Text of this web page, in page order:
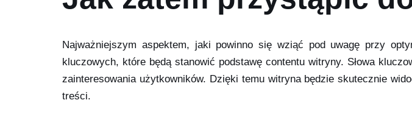
Najważniejszym aspektem, jaki powinno się wziąć pod uwagę przy
kluczowych, które będą stanowić podstawę contentu witryny. Słowa
zainteresowania użytkowników. Dzięki temu witryna będzie skutecznie
treści.